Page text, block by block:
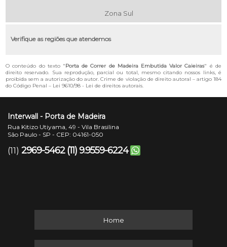
Zona Sul
Verifique as regiões que atendemos
O conteúdo do texto "Porta de Correr de Madeira Embutida Valor Caieiras" é de
direito reservado. Sua reprodução, parcial ou total, mesmo citando nossos links, é
proibida sem a autorização do autor. Crime de violação de direito autoral – artigo 184
do Código Penal – Lei 9610/98 - Lei de direitos autorais.
Interwall - Porta de Madeira
Rua Kitizo Utiyama, 49 - Vila Brasilina
São Paulo - SP - CEP: 04161-050
(11) 2969-5462 (11) 9.9559-6224
Home